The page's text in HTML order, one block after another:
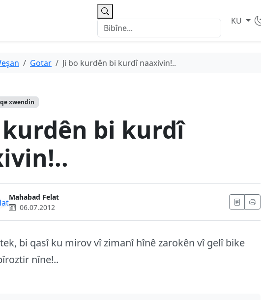
KU
Gotar Ji bo kurdên bi kurdî naaxivin!..
xwendin
kurdên bi kurdî
Mahabad Felat
06.07.2012
bi qasî ku mirov vî zimanî hînê zarokên vî gelî bike
nîne!..